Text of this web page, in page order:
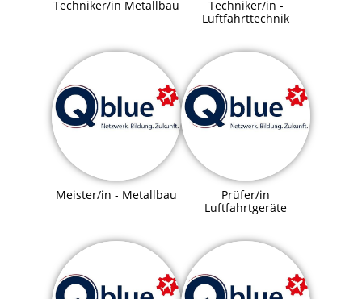
Techniker/in Metallbau
Techniker/in -
Luftfahrttechnik
Meister/in - Metallbau
Prüfer/in
Luftfahrtgeräte